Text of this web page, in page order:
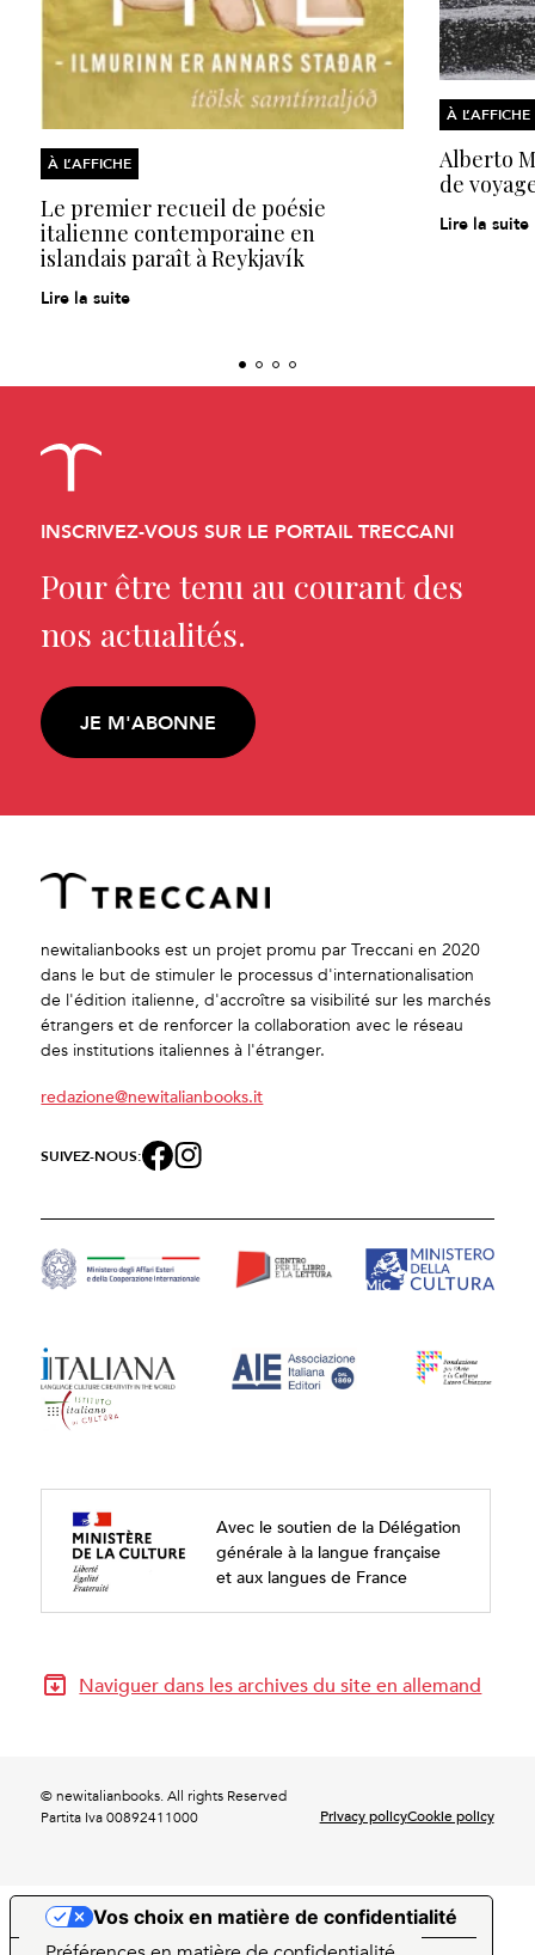
À L’AFFICHE
Le premier recueil de poésie
italienne contemporaine en
islandais paraît à Reykjavík
Lire la suite
À L’AFFICHE
Alberto
de
Lire la suite
INSCRIVEZ-VOUS SUR LE PORTAIL TRECCANI
Pour être tenu au courant des
nos actualités.
JE M'ABONNE
newitalianbooks est un projet promu par Treccani en 2020
dans le but de stimuler le processus d'internationalisation
de l'édition italienne, d'accroître sa visibilité sur les marchés
étrangers et de renforcer la collaboration avec le réseau
des institutions italiennes à l'étranger.
redazione@newitalianbooks.it
SUIVEZ-NOUS:
Avec le soutien de la Délégation
générale à la langue française
et aux langues de France
Naviguer dans les archives du site en allemand
© newitalianbooks. All rights Reserved
Partita Iva 00892411000
Privacy policyCookie policy
Vos choix en matière de confidentialité